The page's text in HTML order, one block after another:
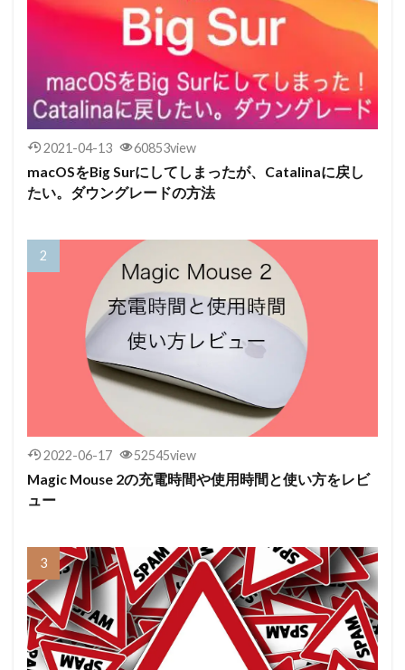
2021-04-13 60853view
macOSをBig Surにしてしまったが、Catalinaに戻し
たい。ダウングレードの方法
2022-06-17 52545view
Magic Mouse 2の充電時間や使用時間と使い方をレビ
ュー